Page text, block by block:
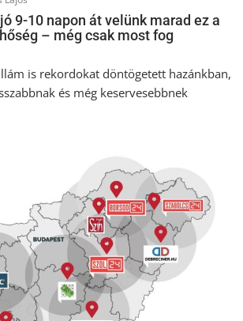
9-10 napon át velünk marad ez a
– még csak most fog
is rekordokat döntögetett hazánkban,
és még keservesebbnek